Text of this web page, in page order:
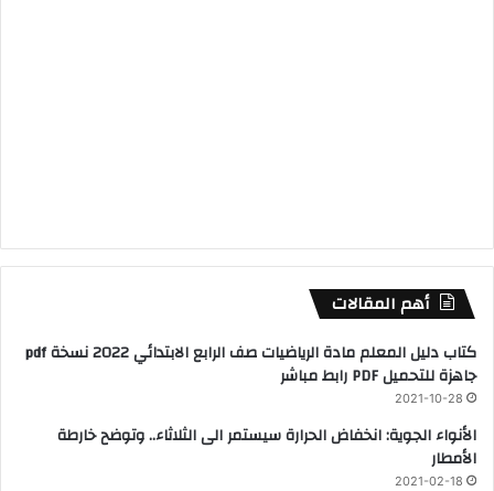
أهم المقالات
كتاب دليل المعلم مادة الرياضيات صف الرابع الابتدائي 2022 نسخة pdf
جاهزة للتحميل PDF رابط مباشر
2021-10-28
الأنواء الجوية: انخفاض الحرارة سيستمر الى الثلاثاء.. وتوضح خارطة
الأمطار
2021-02-18